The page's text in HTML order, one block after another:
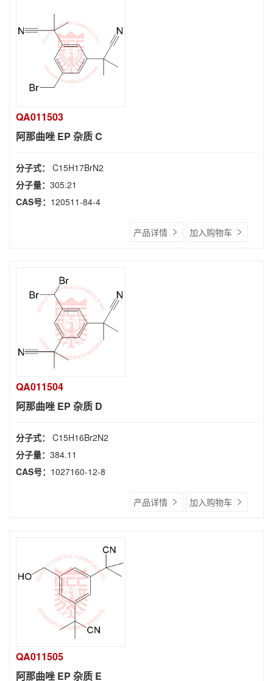
QA011503
阿那曲唑 EP 杂质 C
分子式： C15H17BrN2
分子量： 305.21
CAS号： 120511-84-4
产品详情 加入购物车
QA011504
阿那曲唑 EP 杂质 D
分子式： C15H16Br2N2
分子量： 384.11
CAS号： 1027160-12-8
产品详情 加入购物车
QA011505
阿那曲唑 EP 杂质 E